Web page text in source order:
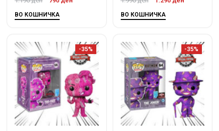
ВО КОШНИЧКА ВО КОШНИЧКА
-35% -35%